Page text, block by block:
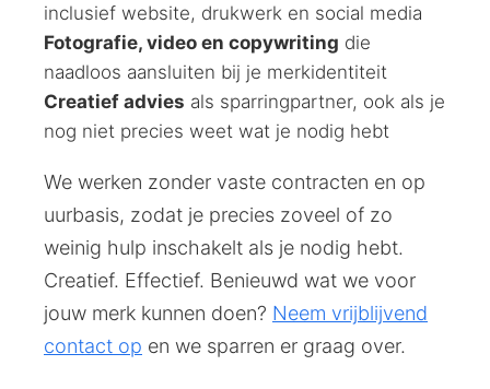
inclusief website, drukwerk en social media
Fotografie, video en copywriting die
naadloos aansluiten bij je merkidentiteit
Creatief advies als sparringpartner, ook als je
nog niet precies weet wat je nodig hebt
We werken zonder vaste contracten en op
uurbasis, zodat je precies zoveel of zo
weinig hulp inschakelt als je nodig hebt.
Creatief. Effectief. Benieuwd wat we voor
jouw merk kunnen doen? Neem vrijblijvend
contact op en we sparren er graag over.